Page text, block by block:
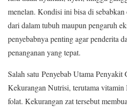
menelan. Kondisi ini bisa di
dari dalam tubuh maupun pengaruh
penyebabnya penting agar penderita
penanganan yang tepat.
Salah satu Penyebab Utama
Kekurangan Nutrisi, terutama vitamin
folat. Kekurangan zat tersebut